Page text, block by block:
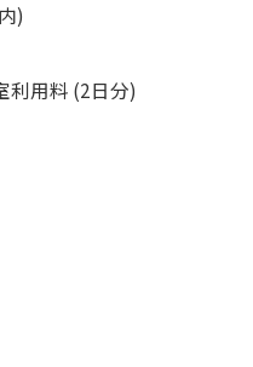
)
用料 (2日分)